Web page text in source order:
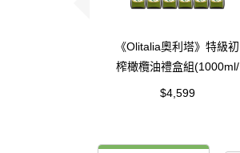
《Olitalia奧利塔》特級初
榨橄欖油禮盒組(1000ml/
瓶，共6瓶)
$4,599